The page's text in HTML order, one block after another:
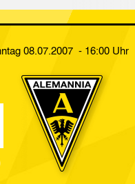
08.07.2007 - 16:00 Uhr